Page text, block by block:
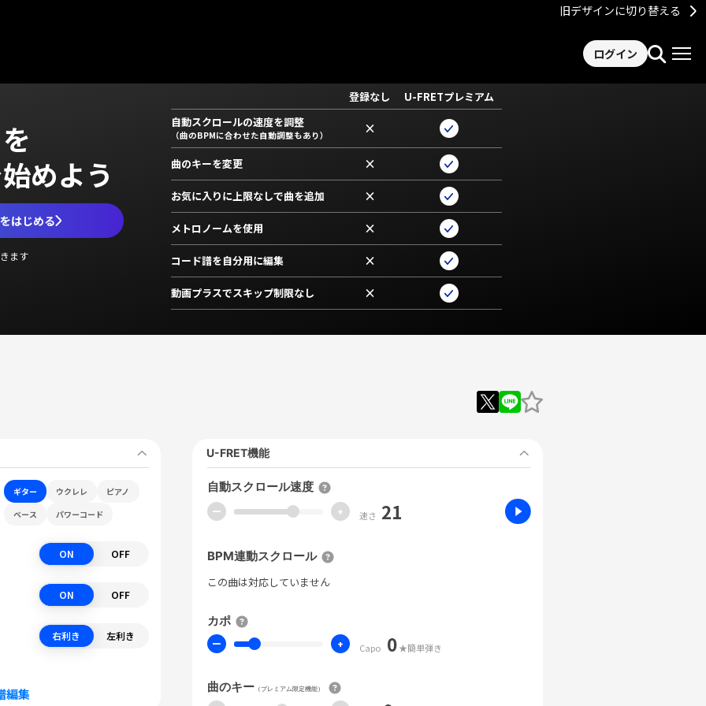
旧デザインに切り替える
ログイン
めよう
はじめる
ます
登録なし
U-FRETプレミアム
自動スクロールの速度を調整
（曲のBPMに合わせた自動調整もあり） ×
曲のキーを変更 ×
お気に入りに上限なしで曲を追加 ×
メトロノームを使用 ×
コード譜を自分用に編集 ×
動画プラスでスキップ制限なし ×
ギター ウクレレ
ピアノ
ベース
パワーコード
ON OFF
ON OFF
右利き 左利き
編集
U-FRET機能
自動スクロール速度
ー + 速さ 21
BPM連動スクロール
この曲は対応していません
カポ
ー + Capo 0★簡単弾き
曲のキー （プレミアム限定機能）